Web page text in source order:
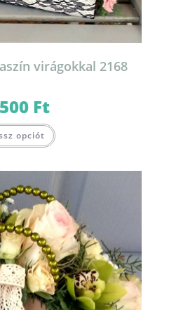
virágokkal 2168
Ft
opciót